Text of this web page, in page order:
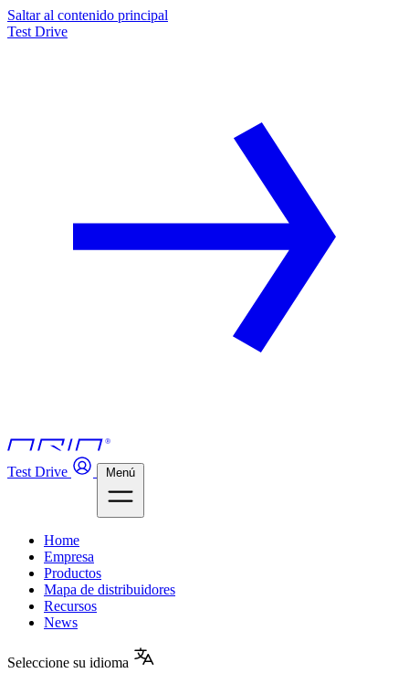
Saltar al contenido principal
Test Drive
Test Drive Menú
Home
Empresa
Productos
Mapa de distribuidores
Recursos
News
Seleccione su idioma